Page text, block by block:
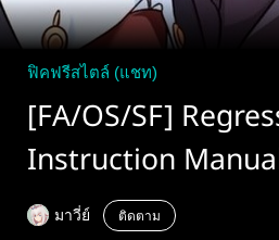
ฟิคฟรีสไตล์ (แชท)
[FA/OS/SF]
Instruction
มาวี่ย์ ติดตาม